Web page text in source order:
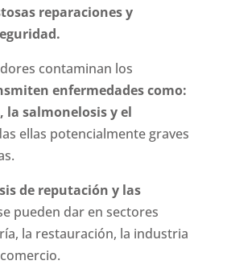
reparaciones y
contaminan los
enfermedades como:
la salmonelosis y el
ellas potencialmente graves
de reputación y las
pueden dar en sectores
la restauración, la industria